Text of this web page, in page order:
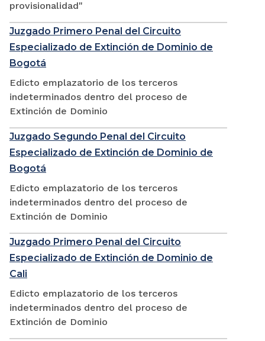
provisionalidad"
Juzgado Primero Penal del Circuito
Especializado de Extinción de Dominio de
Bogotá
Edicto emplazatorio de los terceros
indeterminados dentro del proceso de
Extinción de Dominio
Juzgado Segundo Penal del Circuito
Especializado de Extinción de Dominio de
Bogotá
Edicto emplazatorio de los terceros
indeterminados dentro del proceso de
Extinción de Dominio
Juzgado Primero Penal del Circuito
Especializado de Extinción de Dominio de
Cali
Edicto emplazatorio de los terceros
indeterminados dentro del proceso de
Extinción de Dominio